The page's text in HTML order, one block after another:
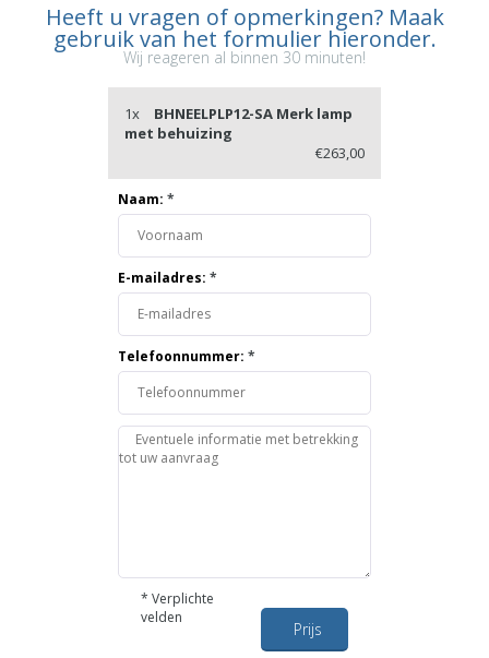
Heeft u vragen of opmerkingen? Maak
gebruik van het formulier hieronder.
Wij reageren al binnen 30 minuten!
1x
BHNEELPLP12-SA Merk lamp
met behuizing
€263,00
Naam: *
E-mailadres: *
Telefoonnummer: *
* Verplichte
velden
Prijs